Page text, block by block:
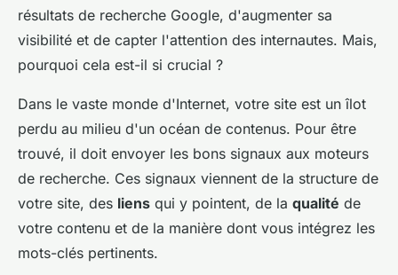
résultats de recherche Google, d'augmenter sa
visibilité et de capter l'attention des internautes. Mais,
pourquoi cela est-il si crucial ?
Dans le vaste monde d'Internet, votre site est un îlot
perdu au milieu d'un océan de contenus. Pour être
trouvé, il doit envoyer les bons signaux aux moteurs
de recherche. Ces signaux viennent de la structure de
votre site, des liens qui y pointent, de la qualité de
votre contenu et de la manière dont vous intégrez les
mots-clés pertinents.